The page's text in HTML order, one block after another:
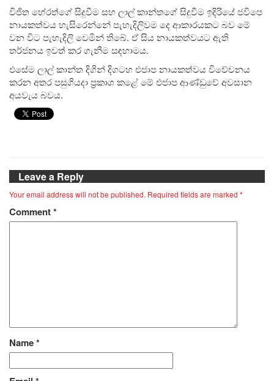
විජිත හේරත්ගේ සිදුවීම සහ ලාල් කාන්තගේ සිදුවීම ඉදිරියේ ජවිපෙ
නායකත්වය හැසිරෙන්නේ පැහැදිලිවම දෙ ආකාරයකට බව මේ
වන විට පැහැදිලි වෙමින් තිබේ. ඒ සිය නායකත්වයට ඇති
තර්ජනය ඉවත් කර ගැනීම සඳහාමය.
එසේම ලාල් කාන්ත දිගින් දිගටහ එජාප නායකත්වය විවේචනය
කරන අතර පසුගියදා ප්‍රකාශ කළේ මේ එජාප ආණ්ඩුවේ අවසාන
අයවැය බවය.
Leave a Reply
Your email address will not be published. Required fields are marked *
Comment*
Name*